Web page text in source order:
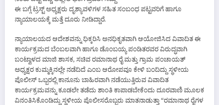
ಈ ಬಗ್ಗೆ ಟ್ರಸ್ಟ್ ಅಧ್ಯಕ್ಷರು ದೃಶ್ಯಾವಳಿಗಳ ಸಹಿತ ಸಂಬಂಧ ಪಟ್ಟವರಿಗೆ ಹಾಗೂ
ನ್ಯಾಯಾಲಯಕ್ಕೆ ಮತ್ತೆ ದೂರು ನೀಡಿದ್ದಾರೆ.
ನ್ಯಾಯಾಲಯದ ಆದೇಶವನ್ನು ಧಿಕ್ಕರಿಸಿ ಅನಧಿಕೃತವಾಗಿ ಆಯೋಜಿಸಿದ ವಿವಾದಿತ ಈ
ಕಾರ್ಯಕ್ರಮದ ಬೆಂಬಲವಾಗಿ ಹಾಗೂ ಡೊಂಬಯ್ಯ ಪಂಡಿತರವರ ವಿರುದ್ಧವಾಗಿ
ಬಂಟ್ವಾಳದ ಮಾಜಿ ಶಾಸಕ, ಸಚಿವ ರಮಾನಾಥ ರೈ ಮತ್ತು ಗ್ರಾಮ ಪಂಚಾಯತ್
ಅಧ್ಯಕ್ಷರ ಕುಮ್ಮಕ್ಕಿನಲ್ಲೇ ನಡೆದಿದೆ ಎಂಬ ಆರೋಪವೂ ಕೇಳಿ ಬಂದಿದ್ದು ಸ್ಥಳೀಯ
ಪೊಲೀಸ್ ಒಬ್ಬರಲ್ಲಿ ಕಾನೂನು ಬಾಹಿರವಾಗಿ ನಡೆಯುತ್ತಿರುವ ವಿವಾದಿತ
ಕಾರ್ಯಕ್ರಮವನ್ನು ಕೂಡಲೇ ತಡೆದು ಶಾಂತಿ ಕಾಪಾಡಬೇಕೆಂದು ದೂರವಾಣಿ ಮೂಲಕ
ವಿನಂತಿಸಿಕೊಂಡಿದ್ದು ಸ್ಥಳೀಯ ಪೊಲೀಸರೊಬ್ಬರು ಮಾತನಾಡುತ್ತಾ “ರಮಾನಾಥ ರೈಗಳ